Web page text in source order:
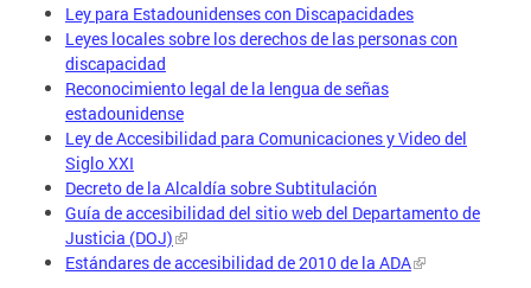
Ley para Estadounidenses con Discapacidades
Leyes locales sobre los derechos de las personas con
discapacidad
Reconocimiento legal de la lengua de señas
estadounidense
Ley de Accesibilidad para Comunicaciones y Video del
Siglo XXI
Decreto de la Alcaldía sobre Subtitulación
Guía de accesibilidad del sitio web del Departamento de
Justicia (DOJ)
Estándares de accesibilidad de 2010 de la ADA